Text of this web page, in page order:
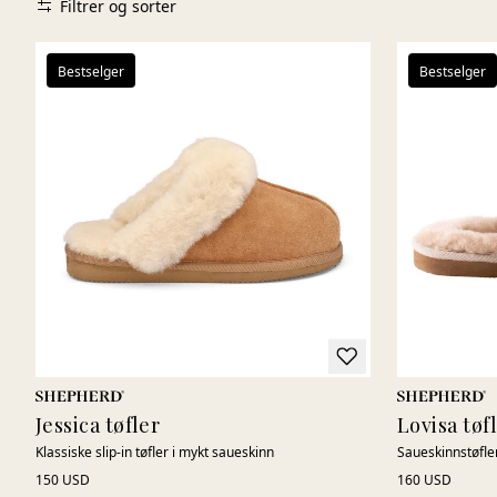
Filtrer og sorter
Bestselger
Jessica tøfler
Klassiske slip-in tøfler i mykt saueskinn
150 USD
Bestselger
Lovisa
160 USD